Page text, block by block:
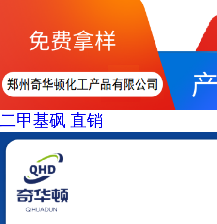
二甲基砜 直销